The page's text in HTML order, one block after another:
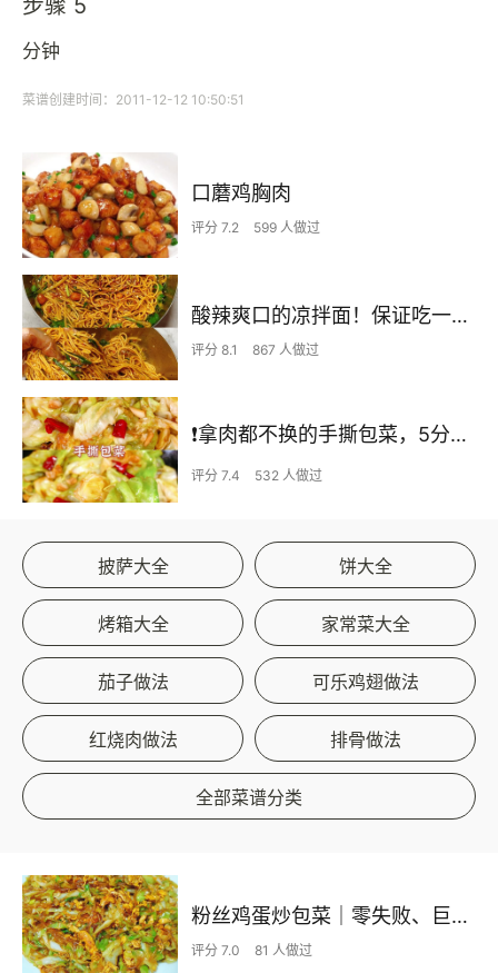
分钟
菜谱创建时间：2011-12-12 10:50:51
口蘑鸡胸肉
评分 7.2 599 人做过
酸辣爽口的凉拌面！保证吃一次就上瘾
评分 8.1 867 人做过
❗拿肉都不换的手撕包菜，5分钟快手家常菜🔥
评分 7.4 532 人做过
披萨大全 饼大全
烤箱大全 家常菜大全
茄子做法 可乐鸡翅做法
红烧肉做法 排骨做法
全部菜谱分类
粉丝鸡蛋炒包菜｜零失败、巨下饭
评分 7.0 81 人做过